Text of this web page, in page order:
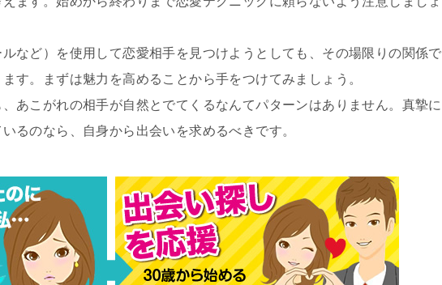
など）を使用して恋愛相手を見つけようとしても、その場限りの関係で
す。まずは魅力を高めることから手をつけてみましょう。
あこがれの相手が自然とでてくるなんてパターンはありません。真摯に
るのなら、自身から出会いを求めるべきです。